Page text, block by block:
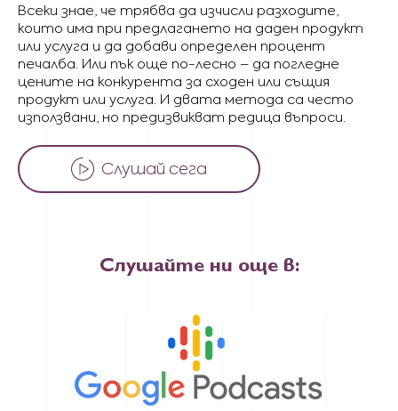
Всеки знае, че трябва да изчисли разходите,
които има при предлагането на даден продукт
или услуга и да добави определен процент
печалба. Или пък още по-лесно – да погледне
цените на конкурента за сходен или същия
продукт или услуга. И двата метода са често
използвани, но предизвикват редица въпроси.
Слушай сега
Слушайте ни още в: